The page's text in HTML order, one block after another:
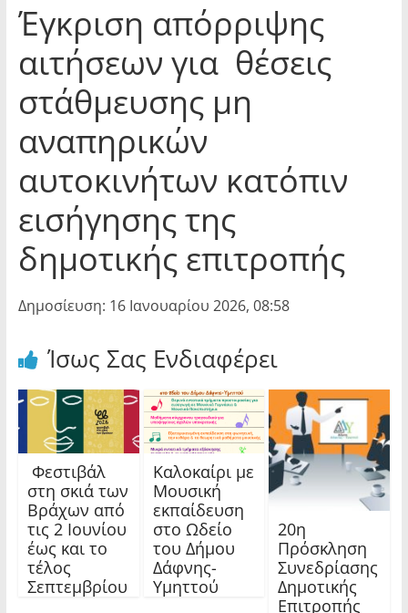
Έγκριση απόρριψης
αιτήσεων για θέσεις
στάθμευσης μη
αναπηρικών
αυτοκινήτων κατόπιν
εισήγησης της
δημοτικής επιτροπής
Δημοσίευση: 16 Ιανουαρίου 2026, 08:58
Ίσως Σας Ενδιαφέρει
Φεστιβάλ
στη σκιά των
Βράχων από
τις 2 Ιουνίου
έως και το
τέλος
Σεπτεμβρίου
Καλοκαίρι με
Μουσική
εκπαίδευση
στο Ωδείο
του Δήμου
Δάφνης-
Υμηττού
20η
Πρόσκληση
Συνεδρίασης
Δημοτικής
Επιτροπής